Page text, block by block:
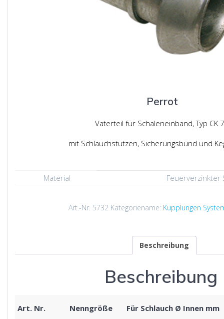
Perrot
Vaterteil für Schaleneinband, Typ CK
mit Schlauchstutzen, Sicherungsbund und
Material Feuerverzinkter
Art.-Nr. 5732 Kategoriename: Kupplungen
Beschreibung
Beschreibung
Art. Nr. Nenngröße Für Schlauch Ø Innen mm